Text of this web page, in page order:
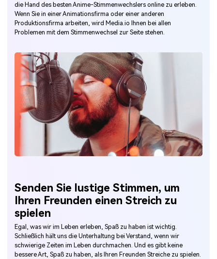
die Hand des besten Anime-Stimmenwechslers online zu erleben.
Wenn Sie in einer Animationsfirma oder einer anderen
Produktionsfirma arbeiten, wird Media.io Ihnen bei allen
Problemen mit dem Stimmenwechsel zur Seite stehen.
Senden Sie lustige Stimmen, um
Ihren Freunden einen Streich zu
spielen
Egal, was wir im Leben erleben, Spaß zu haben ist wichtig.
Schließlich hält uns die Unterhaltung bei Verstand, wenn wir
schwierige Zeiten im Leben durchmachen. Und es gibt keine
bessere Art, Spaß zu haben, als Ihren Freunden Streiche zu spielen.